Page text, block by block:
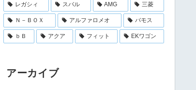
レガシィ スバル AMG 三菱
Ｎ－ＢＯＸ アルファロメオ バモス
ｂＢ アクア フィット EKワゴン
アーカイブ